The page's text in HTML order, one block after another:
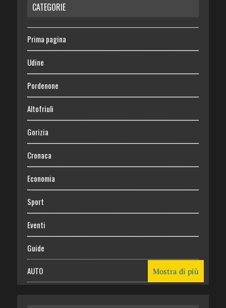
CATEGORIE
Prima pagina
Udine
Pordenone
Altofriuli
Gorizia
Cronaca
Economia
Sport
Eventi
Guide
AUTO Mostra di più